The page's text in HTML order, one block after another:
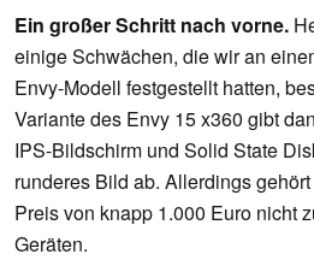
Ein großer Schritt nach vorne.
einige Schwächen, die wir an
Envy-Modell festgestellt hatten,
Variante des Envy 15 x360 gibt
IPS-Bildschirm und Solid State
runderes Bild ab. Allerdings
Preis von knapp 1.000 Euro nicht
Geräten.